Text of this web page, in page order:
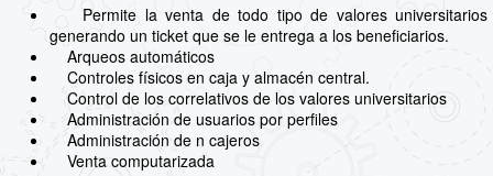
Permite la venta de todo tipo de valores universitarios
generando un ticket que se le entrega a los beneficiarios.
Arqueos automáticos
Controles físicos en caja y almacén central.
Control de los correlativos de los valores universitarios
Administración de usuarios por perfiles
Administración de n cajeros
Venta computarizada